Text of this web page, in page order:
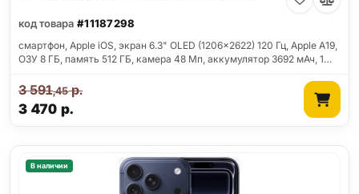
код товара #11187298
смартфон, Apple iOS, экран 6.3" OLED (1206x2622) 120 Гц, Apple A19,
ОЗУ 8 ГБ, память 512 ГБ, камера 48 Мп, аккумулятор 3692 мАч, 1…
3 470 р.
3 591,45р.
В наличии